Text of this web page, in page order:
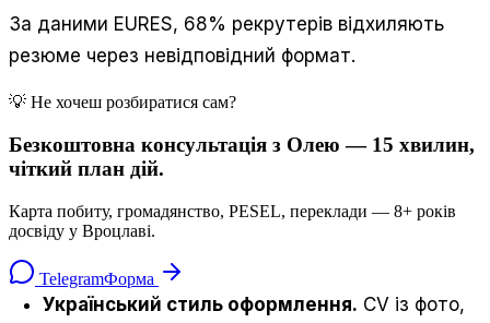
За даними EURES, 68% рекрутерів відхиляють
резюме через невідповідний формат.
💡 Не хочеш розбиратися сам?
Безкоштовна консультація з Олею — 15 хвилин,
чіткий план дій.
Карта побиту, громадянство, PESEL, переклади — 8+ років
досвіду у Вроцлаві.
TelegramФорма
Український стиль оформлення. CV із фото,